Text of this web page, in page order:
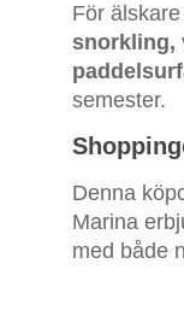
För
snorkling,
semester.
Denna
Marina
med både